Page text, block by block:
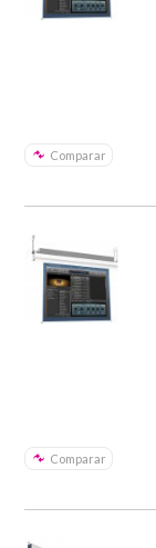
Comparar
Comparar